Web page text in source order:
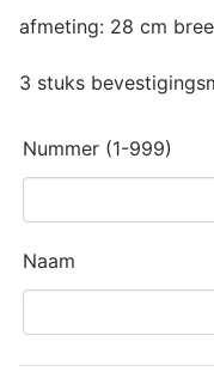
afmeting: 28 cm
3 stuks
Nummer (1-999)
Naam